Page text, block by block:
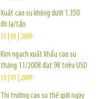
Xuất cao su không dưới 1.350
đô la/tấn
13 | 01 | 2009
Kim ngạch xuất khẩu cao su
tháng 11/2008 đạt 98 triệu USD
13 | 01 | 2009
Thị trường cao su thế giới ngày